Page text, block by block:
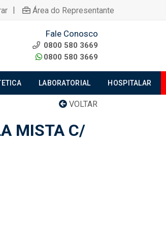
| Área do Representante
Fale Conosco
0800 580 3669
0800 580 3669
LABORATORIAL HOSPITALAR
VOLTAR
MISTA C/